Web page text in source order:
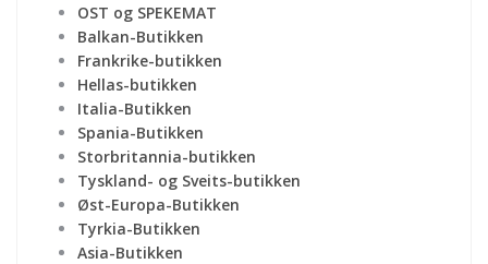
OST og SPEKEMAT
Balkan-Butikken
Frankrike-butikken
Hellas-butikken
Italia-Butikken
Spania-Butikken
Storbritannia-butikken
Tyskland- og Sveits-butikken
Øst-Europa-Butikken
Tyrkia-Butikken
Asia-Butikken